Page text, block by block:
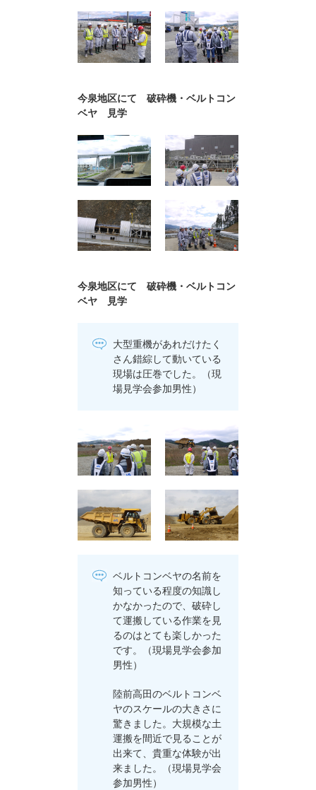
今泉地区にて 破砕機・ベルトコン
ベヤ 見学
今泉地区にて 破砕機・ベルトコン
ベヤ 見学
大型重機があれだけたく
さん錯綜して動いている
現場は圧巻でした。（現
場見学会参加男性）
ベルトコンベヤの名前を
知っている程度の知識し
かなかったので、破砕し
て運搬している作業を見
るのはとても楽しかった
です。（現場見学会参加
男性）
陸前高田のベルトコンベ
ヤのスケールの大きさに
驚きました。大規模な土
運搬を間近で見ることが
出来て、貴重な体験が出
来ました。（現場見学会
参加男性）